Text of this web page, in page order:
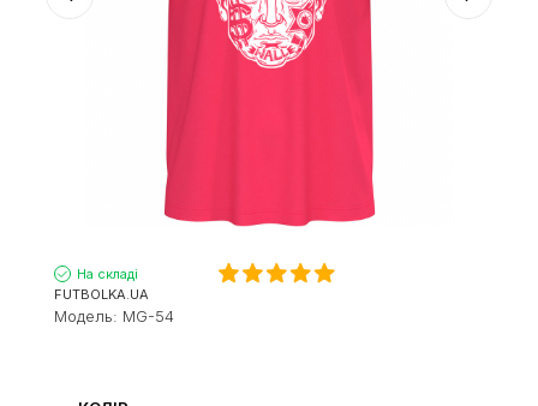
На складі
FUTBOLKA.UA
Модель: MG-54